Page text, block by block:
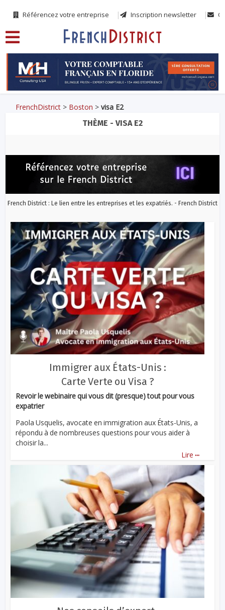
Référencez votre entreprise Inscription newsletter
FrenchDistrict > Boston >visa E2
THÈME - VISA E2
French District : Le lien entre les entreprises et les expatriés. - French District
Immigrer aux États-Unis :
Carte Verte ou Visa ?
Revoir le webinaire qui vous dit (presque) tout pour vous
expatrier
Paola Usquelis, avocate en immigration aux États-Unis, a
répondu à de nombreuses questions pour vous aider à
choisir la...
Lire ...